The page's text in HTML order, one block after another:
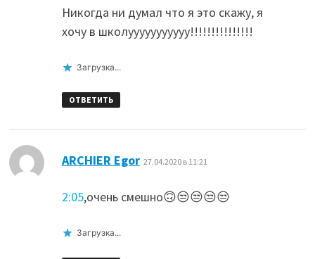
Никогда ни думал что я это скажу, я
хочу в школууууууууууу!!!!!!!!!!!!!!!
Загрузка...
ОТВЕТИТЬ
ARCHIER Egor: 27.04.2020 в 11:21
2:05,очень смешно🙃😒😒😒😒
Загрузка...